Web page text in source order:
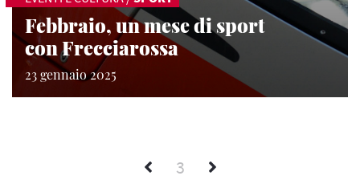
Febbraio, un mese di sport
con Frecciarossa
23 gennaio 2025
3